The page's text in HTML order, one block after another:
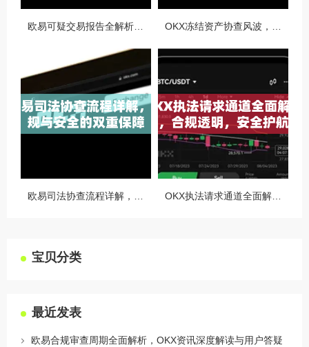
宝贝分类
最近发表
欧易合规审查周期全面解析，OKX资讯深度解读与用户答疑